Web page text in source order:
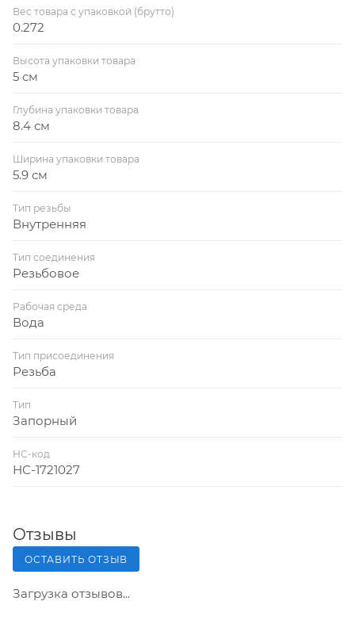
Вес товара с упаковкой (брутто)
0.272
Высота упаковки товара
5 см
Глубина упаковки товара
8.4 см
Ширина упаковки товара
5.9 см
Тип резьбы
Внутренняя
Тип соединения
Резьбовое
Рабочая среда
Вода
Тип присоединения
Резьба
Тип
Запорный
НС-код
НС-1721027
Отзывы
ОСТАВИТЬ ОТЗЫВ
Загрузка отзывов...